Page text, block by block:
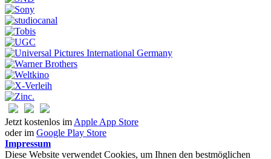
Jetzt kostenlos im Apple App Store
oder im Google Play Store
Impressum
Diese Website verwendet Cookies, um Ihnen den bestmöglichen